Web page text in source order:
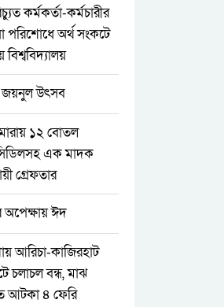
কর্মকর্তা-কর্মচারীর
পরিশোধে অর্থ সংকটে
বিশ্ববিদ্যালয়
জয়নুল উৎসব
১২ বোতল
এক মাদক
গ্রেফতার
অপেক্ষায় ঈদ
আরিচা-কাজিরহাট
চলাচল বন্ধ, মাঝ
আটকা ৪ ফেরি